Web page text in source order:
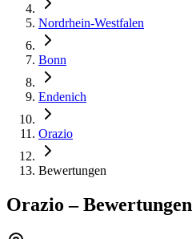
Nordrhein-Westfalen
Bonn
Endenich
Orazio
Bewertungen
Orazio – Bewertungen